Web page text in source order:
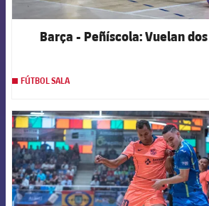
Barça - Peñíscola: Vuelan
FÚTBOL SALA
FCB